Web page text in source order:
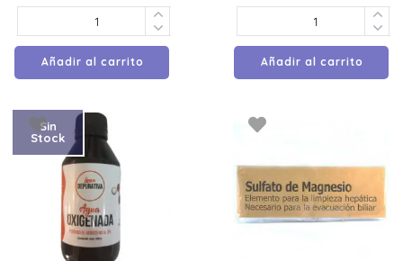
Añadir al carrito Añadir al carrito
Sin
Stock